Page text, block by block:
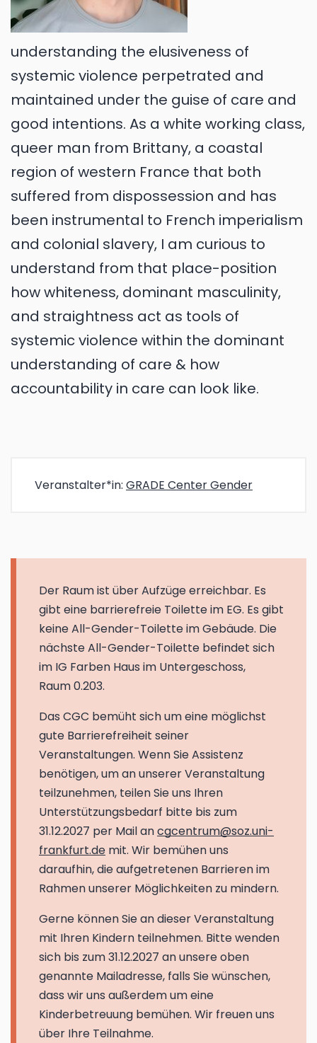
understanding the elusiveness of
systemic violence perpetrated and
maintained under the guise of care and
good intentions. As a white working class,
queer man from Brittany, a coastal
region of western France that both
suffered from dispossession and has
been instrumental to French imperialism
and colonial slavery, I am curious to
understand from that place-position
how whiteness, dominant masculinity,
and straightness act as tools of
systemic violence within the dominant
understanding of care & how
accountability in care can look like.
Veranstalter*in: GRADE Center Gender
Der Raum ist über Aufzüge erreichbar. Es
gibt eine barrierefreie Toilette im EG. Es gibt
keine All-Gender-Toilette im Gebäude. Die
nächste All-Gender-Toilette befindet sich
im IG Farben Haus im Untergeschoss,
Raum 0.203.
Das CGC bemüht sich um eine möglichst
gute Barrierefreiheit seiner
Veranstaltungen. Wenn Sie Assistenz
benötigen, um an unserer Veranstaltung
teilzunehmen, teilen Sie uns Ihren
Unterstützungsbedarf bitte bis zum
31.12.2027 per Mail ancgcentrum@soz.uni-
frankfurt.de mit. Wir bemühen uns
daraufhin, die aufgetretenen Barrieren im
Rahmen unserer Möglichkeiten zu mindern.
Gerne können Sie an dieser Veranstaltung
mit Ihren Kindern teilnehmen. Bitte wenden
sich bis zum 31.12.2027 an unsere oben
genannte Mailadresse, falls Sie wünschen,
dass wir uns außerdem um eine
Kinderbetreuung bemühen. Wir freuen uns
über Ihre Teilnahme.